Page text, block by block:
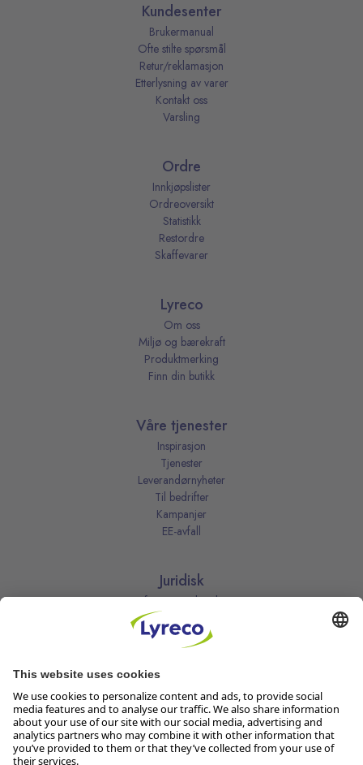
Kundesenter
Brukermanual
Ofte stilte spørsmål
Retur/reklamasjon
Etterlysning av varer
Kontakt oss
Varsling
Ordre
Innkjøpslister
Ordreoversikt
Statistikk
Restordre
Skaffevarer
Lyreco
Om oss
Miljø og bærekraft
Produktmerking
Finn din butikk
Våre tjenester
Inspirasjon
Tjenester
Leverandørnyheter
Til bedrifter
Kampanjer
EE-avfall
Juridisk
Informasjonskapsler
Kjøpsbetingelser
Personvernerklæring
Vilkår
Vilkår for kundeklubben
Åpenhetsloven
Endre dine personvernsinnstillinger